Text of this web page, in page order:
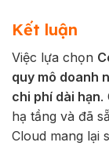
Kết luận
Việc lựa chọn
quy mô doanh
chi phí dài hạn.
hạ tầng và đã
Cloud mang lại